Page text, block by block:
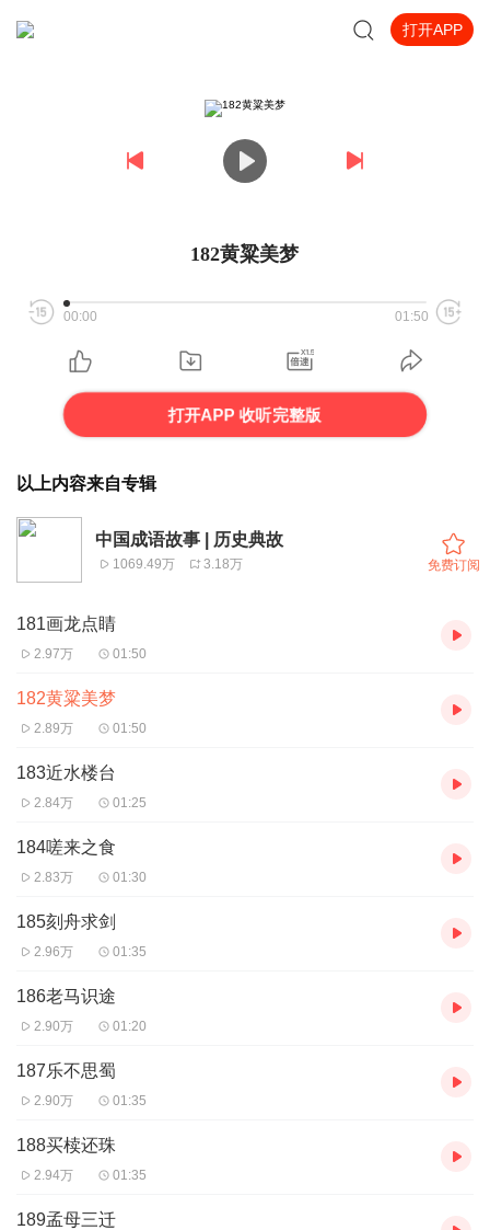
打开APP
182黄粱美梦
00:00 01:50
打开APP 收听完整版
以上内容来自专辑
中国成语故事 | 历史典故
1069.49万 3.18万 免费订阅
181画龙点睛
2.97万 01:50
182黄粱美梦
2.89万 01:50
183近水楼台
2.84万 01:25
184嗟来之食
2.83万 01:30
185刻舟求剑
2.96万 01:35
186老马识途
2.90万 01:20
187乐不思蜀
2.90万 01:35
188买椟还珠
2.94万 01:35
189孟母三迁